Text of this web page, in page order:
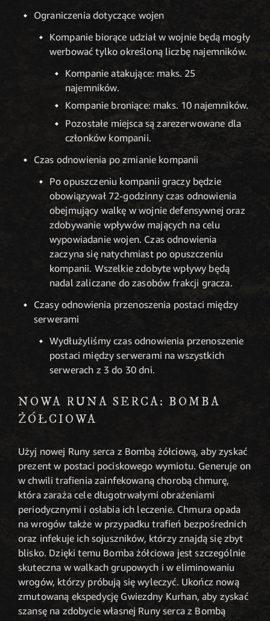
Ograniczenia dotyczące wojen
Kompanie biorące udział w wojnie będą mogły
werbować tylko określoną liczbę najemników.
Kompanie atakujące: maks. 25
najemników.
Kompanie broniące: maks. 10 najemników.
Pozostałe miejsca są zarezerwowane dla
członków kompanii.
Czas odnowienia po zmianie kompanii
Po opuszczeniu kompanii graczy będzie
obowiązywał 72-godzinny czas odnowienia
obejmujący walkę w wojnie defensywnej oraz
zdobywanie wpływów mających na celu
wypowiadanie wojen. Czas odnowienia
zaczyna się natychmiast po opuszczeniu
kompanii. Wszelkie zdobyte wpływy będą
nadal zaliczane do zasobów frakcji gracza.
Czasy odnowienia przenoszenia postaci między
serwerami
Wydłużyliśmy czas odnowienia przenoszenie
postaci między serwerami na wszystkich
serwerach z 3 do 30 dni.
NOWA RUNA SERCA: BOMBA
ŻÓŁCIOWA
Użyj nowej Runy serca z Bombą żółciową, aby zyskać
prezent w postaci pociskowego wymiotu. Generuje on
w chwili trafienia zainfekowaną chorobą chmurę,
która zaraża cele długotrwałymi obrażeniami
periodycznymi i osłabia ich leczenie. Chmura opada
na wrogów także w przypadku trafień bezpośrednich
oraz infekuje ich sojuszników, którzy znajdą się zbyt
blisko. Dzięki temu Bomba żółciowa jest szczególnie
skuteczna w walkach grupowych i w eliminowaniu
wrogów, którzy próbują się wyleczyć. Ukończ nową
zmutowaną ekspedycję Gwiezdny Kurhan, aby zyskać
szansę na zdobycie własnej Runy serca z Bombą